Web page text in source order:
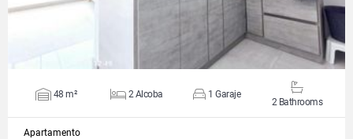
48 m² 2 Alcoba 1 Garaje
2 Bathrooms
Apartamento